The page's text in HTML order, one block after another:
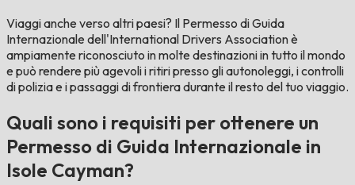
Viaggi anche verso altri paesi? Il Permesso di Guida
Internazionale dell'International Drivers Association è
ampiamente riconosciuto in molte destinazioni in tutto il mondo
e può rendere più agevoli i ritiri presso gli autonoleggi, i controlli
di polizia e i passaggi di frontiera durante il resto del tuo viaggio.
Quali sono i requisiti per ottenere un
Permesso di Guida Internazionale in
Isole Cayman?